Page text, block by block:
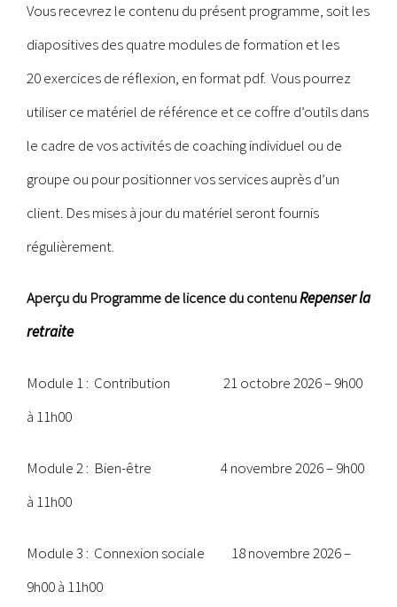
Vous recevrez le contenu du présent programme, soit les
diapositives des quatre modules de formation et les
20 exercices de réflexion, en format pdf. Vous pourrez
utiliser ce matériel de référence et ce coffre d’outils dans
le cadre de vos activités de coaching individuel ou de
groupe ou pour positionner vos services auprès d’un
client. Des mises à jour du matériel seront fournis
régulièrement.
Aperçu du Programme de licence du contenuRepenser la
retraite
Module 1 : Contribution 21 octobre 2026 – 9h00
à 11h00
Module 2 : Bien-être 4 novembre 2026 – 9h00
à 11h00
Module 3 : Connexion sociale 18 novembre 2026 –
9h00 à 11h00